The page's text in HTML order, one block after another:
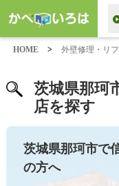
HOME > 外壁修理・リ
茨城県那珂
店を探す
茨城県那珂市で
の方へ